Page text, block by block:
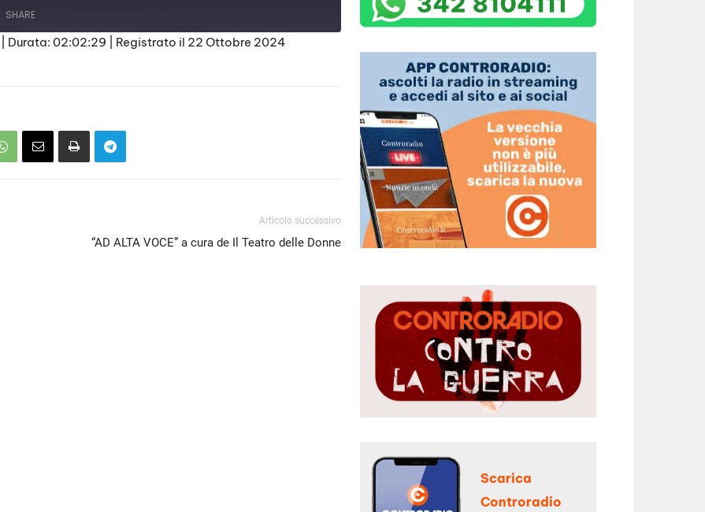
SHARE
Durata: 02:02:29 Registrato il 22 Ottobre 2024
Articolo successivo
“AD ALTA VOCE” a cura de Il Teatro delle Donne
Scarica
Controradio